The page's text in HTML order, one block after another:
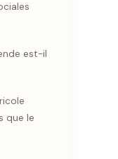
est-il
que le